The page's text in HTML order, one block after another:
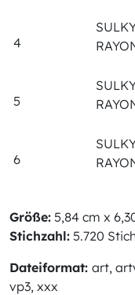
4
5
6
Größe: 5,84 cm x
Stichzahl: 5.720
Dateiformat: art,
vp3, xxx